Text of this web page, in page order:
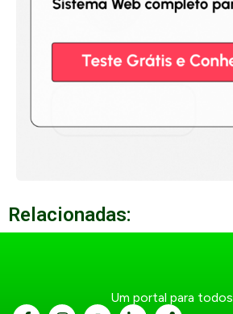
Relacionadas:
Um portal para todos